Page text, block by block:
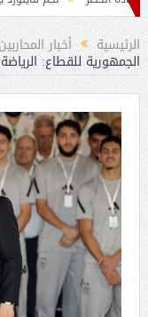
الرئيسية أخبار المحاربين
الجمهورية للقطاع: الرياضة